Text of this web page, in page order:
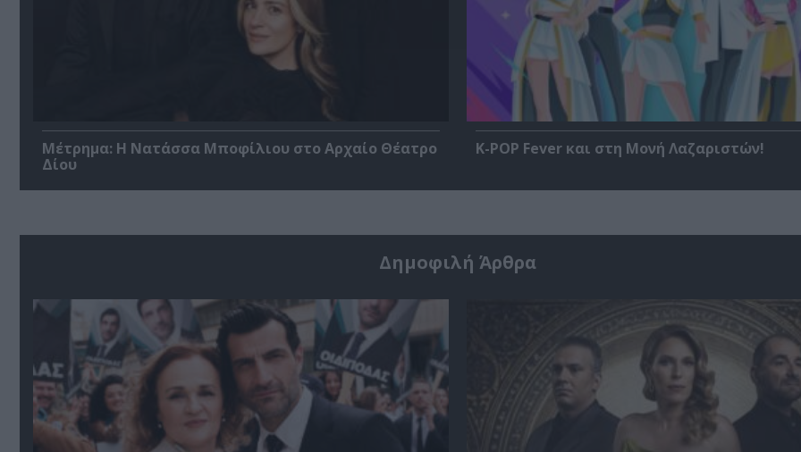
Μέτρημα: Η Νατάσσα Μποφίλιου στο Αρχαίο Θέατρο
Δίου
K-POP Fever και στη Μονή Λαζαριστών!
Δημοφιλή Άρθρα